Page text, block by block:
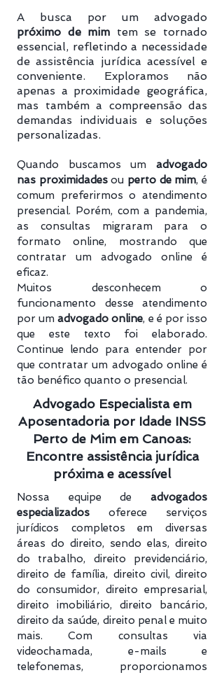
A busca por um advogado
próximo de mim tem se tornado
essencial, refletindo a necessidade
de assistência jurídica acessível e
conveniente. Exploramos não
apenas a proximidade geográfica,
mas também a compreensão das
demandas individuais e soluções
personalizadas.
Quando buscamos um advogado
nas proximidadesou perto de mim, é
comum preferirmos o atendimento
presencial. Porém, com a pandemia,
as consultas migraram para o
formato online, mostrando que
contratar um advogado online é
eficaz.
Muitos desconhecem o
funcionamento desse atendimento
por umadvogado online, e é por isso
que este texto foi elaborado.
Continue lendo para entender por
que contratar um advogado online é
tão benéfico quanto o presencial.
Advogado Especialista em
Aposentadoria por Idade INSS
Perto de Mim em Canoas:
Encontre assistência jurídica
próxima e acessível
Nossa equipe de advogados
especializados oferece serviços
jurídicos completos em diversas
áreas do direito, sendo elas, direito
do trabalho, direito previdenciário​,
direito de família, direito civil, direito
do consumidor, direito empresarial,
direito imobiliário, direito bancário,
direito da saúde, direito penal e muito
mais. Com consultas via
videochamada, e-mails e
telefonemas, proporcionamos